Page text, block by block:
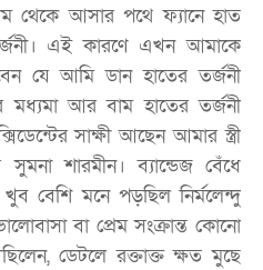
থেকে আসার পথে ফ্যানে হাত
এই কারণে এখন আমাকে
যে আমি ডান হাতের তর্জনী
মধ্যমা আর বাম হাতের তর্জনী
সাক্ষী আছেন আমার স্ত্রী
শারমীন। ব্যান্ডেজ বেঁধে
বেশি মনে পড়ছিল নির্মলেন্দু
বা প্রেম সংক্রান্ত কোনো
ডেটলে রক্তাক্ত ক্ষত মুছে